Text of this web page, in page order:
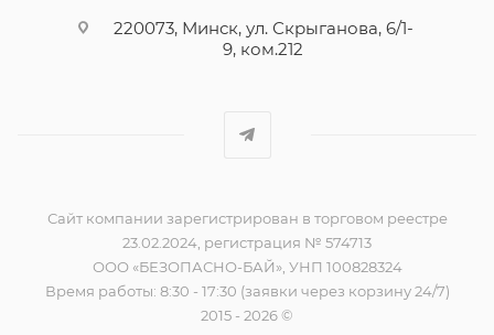
220073, Минск, ул. Скрыганова, 6/1-
9, ком.212
Сайт компании зарегистрирован в торговом реестре
23.02.2024, регистрация № 574713
ООО «БЕЗОПАСНО-БАЙ», УНП 100828324
Время работы: 8:30 - 17:30 (заявки через корзину 24/7)
2015 - 2026 ©